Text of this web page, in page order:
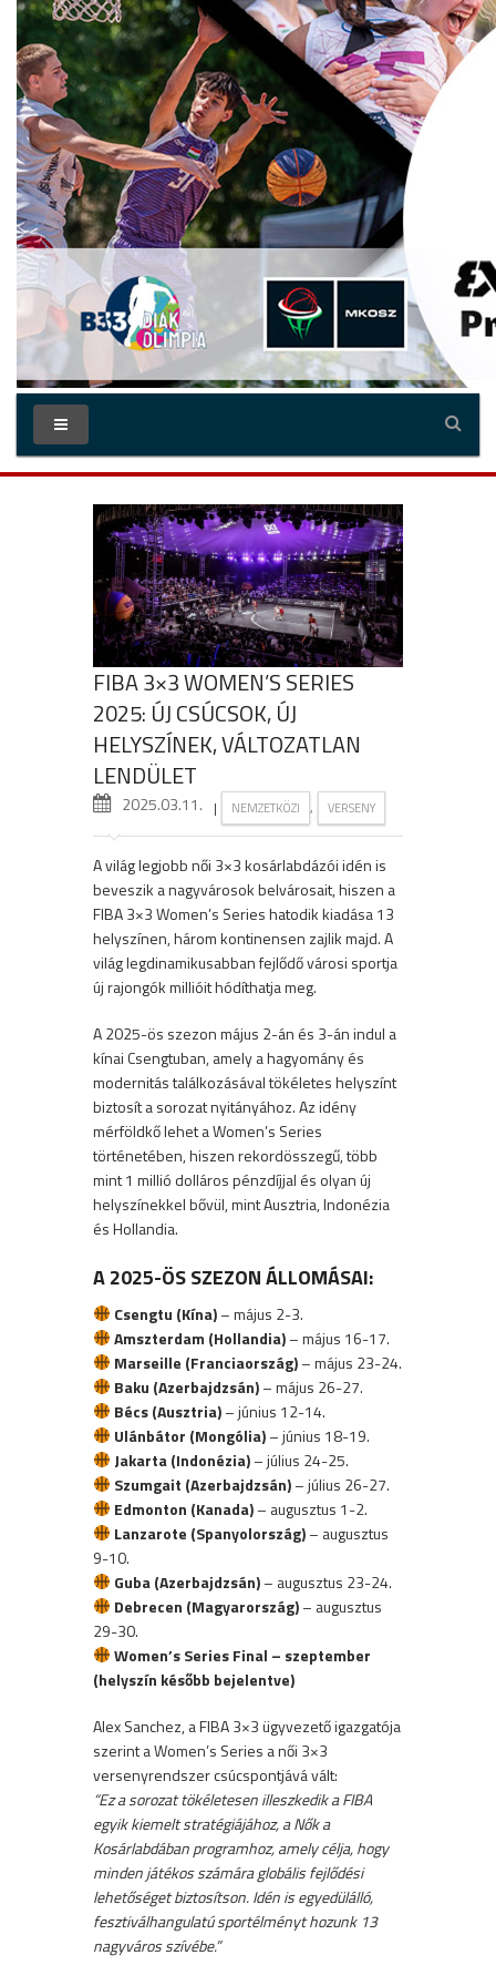
FIBA 3×3 WOMEN’S SERIES
2025: ÚJ CSÚCSOK, ÚJ
HELYSZÍNEK, VÁLTOZATLAN
LENDÜLET
2025.03.11. | NEMZETKÖZI , VERSENY
A világ legjobb női 3×3 kosárlabdázói idén is
beveszik a nagyvárosok belvárosait, hiszen a
FIBA 3×3 Women’s Series hatodik kiadása 13
helyszínen, három kontinensen zajlik majd. A
világ legdinamikusabban fejlődő városi sportja
új rajongók millióit hódíthatja meg.
A 2025-ös szezon május 2-án és 3-án indul a
kínai Csengtuban, amely a hagyomány és
modernitás találkozásával tökéletes helyszínt
biztosít a sorozat nyitányához. Az idény
mérföldkő lehet a Women’s Series
történetében, hiszen rekordösszegű, több
mint 1 millió dolláros pénzdíjjal és olyan új
helyszínekkel bővül, mint Ausztria, Indonézia
és Hollandia.
A 2025-ÖS SZEZON ÁLLOMÁSAI:
Csengtu (Kína)– május 2-3.
Amszterdam (Hollandia)– május 16-17.
Marseille (Franciaország)– május 23-24.
Baku (Azerbajdzsán)– május 26-27.
Bécs (Ausztria)– június 12-14.
Ulánbátor (Mongólia)– június 18-19.
Jakarta (Indonézia)– július 24-25.
Szumgait (Azerbajdzsán)– július 26-27.
Edmonton (Kanada)– augusztus 1-2.
Lanzarote (Spanyolország)– augusztus
9-10.
Guba (Azerbajdzsán)– augusztus 23-24.
Debrecen (Magyarország)– augusztus
29-30.
Women’s Series Final – szeptember
(helyszín később bejelentve)
Alex Sanchez, a FIBA 3×3 ügyvezető igazgatója
szerint a Women’s Series a női 3×3
versenyrendszer csúcspontjává vált:
“Ez a sorozat tökéletesen illeszkedik a FIBA
egyik kiemelt stratégiájához, a Nők a
Kosárlabdában programhoz, amely célja, hogy
minden játékos számára globális fejlődési
lehetőséget biztosítson. Idén is egyedülálló,
fesztiválhangulatú sportélményt hozunk 13
nagyváros szívébe.”